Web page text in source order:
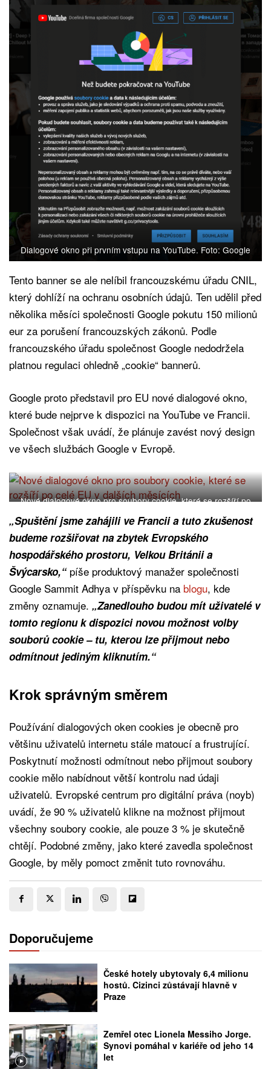
Dialogové okno při prvním vstupu na YouTube. Foto: Google
Tento banner se ale nelíbil francouzskému úřadu CNIL,
který dohlíží na ochranu osobních údajů. Ten udělil před
několika měsíci společnosti Google pokutu 150 milionů
eur za porušení francouzských zákonů. Podle
francouzského úřadu společnost Google nedodržela
platnou regulaci ohledně „cookie“ bannerů.
Google proto představil pro EU nové dialogové okno,
které bude nejprve k dispozici na YouTube ve Francii.
Společnost však uvádí, že plánuje zavést nový design
ve všech službách Google v Evropě.
Nové dialogové okno pro soubory cookie, které se rozšíří po
„Spuštění jsme zahájili ve Francii a tuto zkušenost
budeme rozšiřovat na zbytek Evropského
hospodářského prostoru, Velkou Británii a
Švýcarsko,“píše produktový manažer společnosti
Google Sammit Adhya v příspěvku na blogu, kde
změny oznamuje. „Zanedlouho budou mít uživatelé v
tomto regionu k dispozici novou možnost volby
souborů cookie – tu, kterou lze přijmout nebo
odmítnout jediným kliknutím.“
Krok správným směrem
Používání dialogových oken cookies je obecně pro
většinu uživatelů internetu stále matoucí a frustrující.
Poskytnutí možnosti odmítnout nebo přijmout soubory
cookie mělo nabídnout větší kontrolu nad údaji
uživatelů. Evropské centrum pro digitální práva (noyb)
uvádí, že 90 % uživatelů klikne na možnost přijmout
všechny soubory cookie, ale pouze 3 % je skutečně
chtějí. Podobné změny, jako které zavedla společnost
Google, by měly pomoct změnit tuto rovnováhu.
Doporučujeme
České hotely ubytovaly 6,4 milionu
hostů. Cizinci zůstávají hlavně v
Praze
Zemřel otec Lionela Messiho Jorge.
Synovi pomáhal v kariéře od jeho 14
let